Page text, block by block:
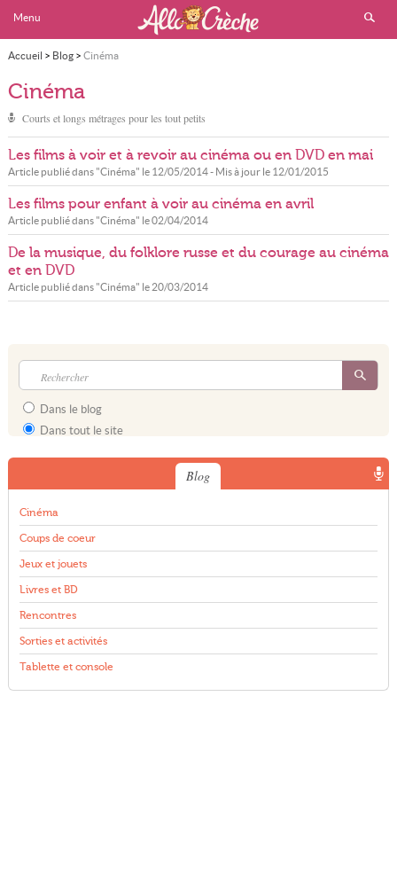
Menu
Accueil > Blog> Cinéma
Cinéma
Courts et longs métrages pour les tout petits
Les films à voir et à revoir au cinéma ou en DVD en mai
Article publié dans "Cinéma" le 12/05/2014- Mis à jour le 12/01/2015
Les films pour enfant à voir au cinéma en avril
Article publié dans "Cinéma" le02/04/2014
De la musique, du folklore russe et du courage au cinéma
et en DVD
Article publié dans "Cinéma" le 20/03/2014
Dans le blog
Dans tout le site
Blog
Cinéma
Coups de coeur
Jeux et jouets
Livres et BD
Rencontres
Sorties et activités
Tablette et console